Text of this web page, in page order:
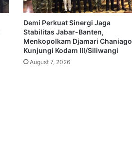
Demi Perkuat Sinergi Jaga
Stabilitas Jabar-Banten,
Menkopolkam Djamari Chaniago
Kunjungi Kodam III/Siliwangi
August 7, 2026